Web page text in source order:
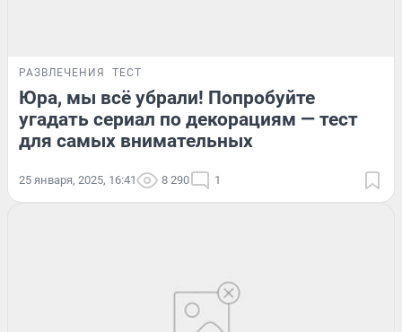
РАЗВЛЕЧЕНИЯ ТЕСТ
Юра, мы всё убрали! Попробуйте
угадать сериал по декорациям — тест
для самых внимательных
25 января, 2025, 16:41 8 290 1